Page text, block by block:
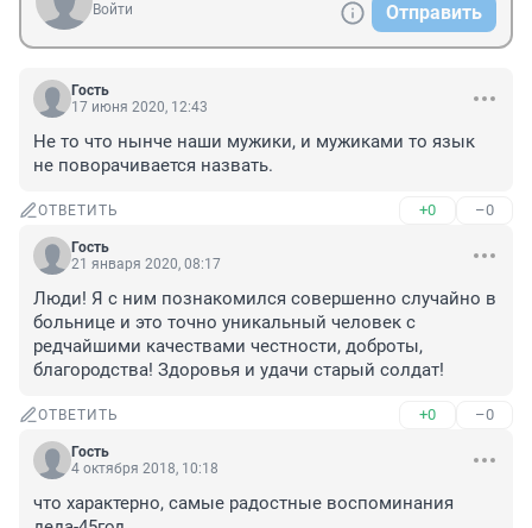
Войти
Отправить
Гость
17 июня 2020, 12:43
Не то что нынче наши мужики, и мужиками то язык
не поворачивается назвать.
ОТВЕТИТЬ +0 –0
Гость
21 января 2020, 08:17
Люди! Я с ним познакомился совершенно случайно в
больнице и это точно уникальный человек с
редчайшими качествами честности, доброты,
благородства! Здоровья и удачи старый солдат!
ОТВЕТИТЬ +0 –0
Гость
4 октября 2018, 10:18
что характерно, самые радостные воспоминания